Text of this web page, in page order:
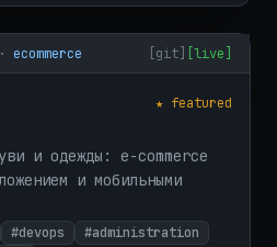
· ecommerce [git] [live]
★ featured
и одежды: e-commerce
и мобильными
#devops
#administration